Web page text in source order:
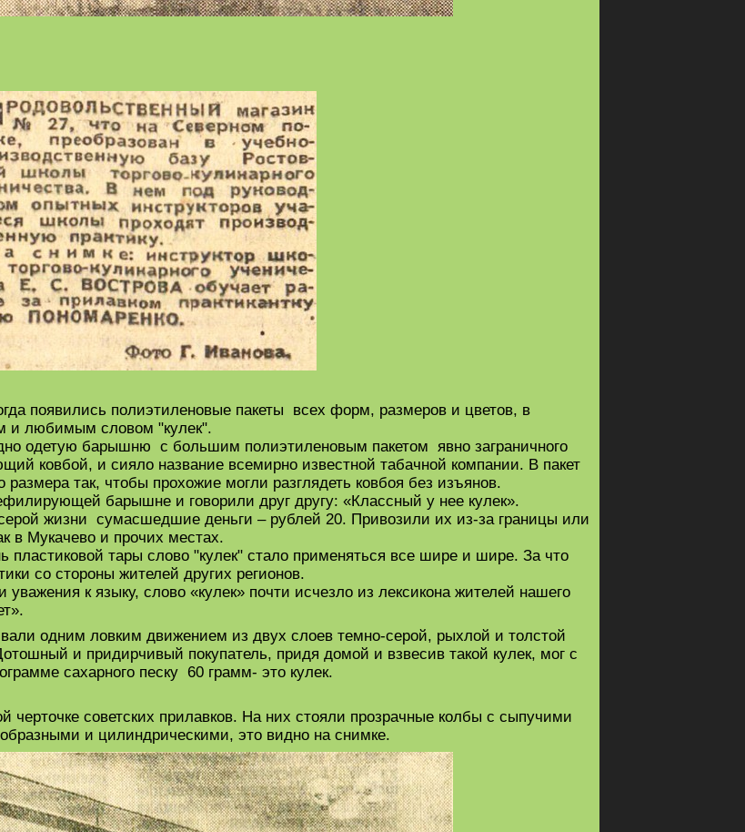
появились полиэтиленовые пакеты всех форм, размеров и цветов, в
и любимым словом "кулек".
одетую барышню с большим полиэтиленовым пакетом явно заграничного
ковбой, и сияло название всемирно известной табачной компании. В пакет
так, чтобы прохожие могли разглядеть ковбоя без изъянов.
барышне и говорили друг другу: «Классный у нее кулек».
жизни сумасшедшие деньги – рублей 20. Привозили их из-за границы или
в Мукачево и прочих местах.
тары слово "кулек" стало применяться все шире и шире. За что
со стороны жителей других регионов.
к языку, слово «кулек» почти исчезло из лексикона жителей нашего
одним ловким движением из двух слоев темно-серой, рыхлой и толстой
и придирчивый покупатель, придя домой и взвесив такой кулек, мог с
сахарного песку 60 грамм- это кулек.
советских прилавков. На них стояли прозрачные колбы с сыпучими
и цилиндрическими, это видно на снимке.